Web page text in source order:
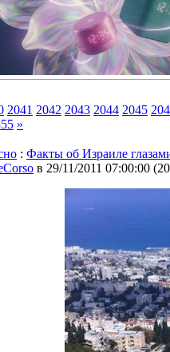
2041 2042 2043 2044 2045
»
: Факты об Израиле
в 29/11/2011 07:00:00 (